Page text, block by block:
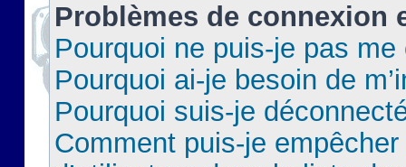
Problèmes de connexion
Pourquoi ne puis-je pas
Pourquoi ai-je besoin de
Pourquoi suis-je
Comment puis-je